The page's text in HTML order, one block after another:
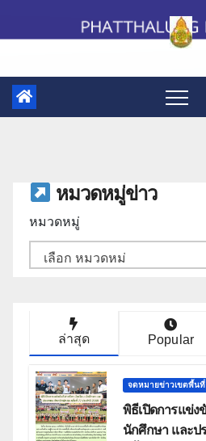
หมวดหมู่ข่าว
หมวดหมู่
ล่าสุด Popular
จดหมายข่าวเขตพื้นที่
พิธีเปิดการแข่ง
นักศึกษา และป